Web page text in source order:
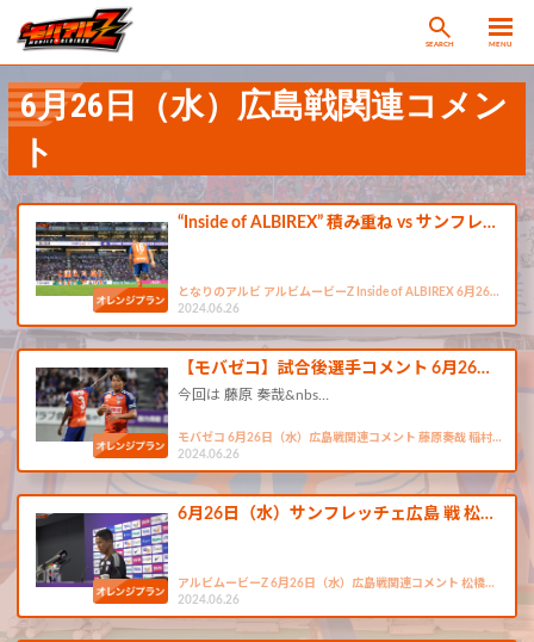
SEARCH MENU
6月26日（水）広島戦関連コメン
ト
“Inside of ALBIREX” 積み重ね vs サンフレ…
となりのアルビ アルビムービーZ Inside of ALBIREX 6月26…
2024.06.26
【モバゼコ】試合後選手コメント 6月26…
今回は 藤原 奏哉&nbs…
モバゼコ 6月26日（水）広島戦関連コメント 藤原奏哉 稲村…
2024.06.26
6月26日（水）サンフレッチェ広島 戦 松…
アルビムービーZ 6月26日（水）広島戦関連コメント 松橋…
2024.06.26